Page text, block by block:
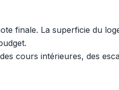
finale. La superficie du
cours intérieures, des